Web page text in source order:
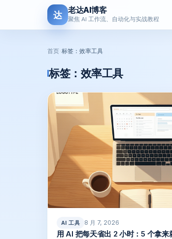
达 老达AI博客
聚焦 AI 工作流、自动化与实战教程
首页 标签：效率工具
标签： 效率工具
AI 工具 8 月 7, 2026
用 AI 把每天省出 2 小时：5 个拿